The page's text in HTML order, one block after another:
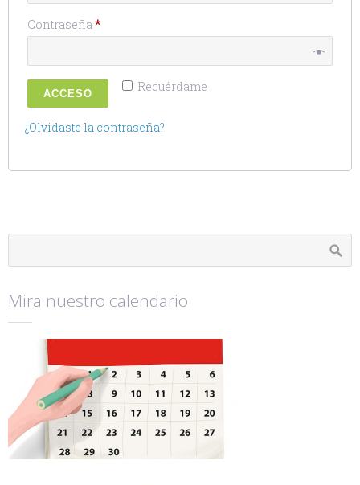
Contraseña *Obligatorio
Recuérdame
ACCESO
¿Olvidaste la contraseña?
Mira nuestro calendario